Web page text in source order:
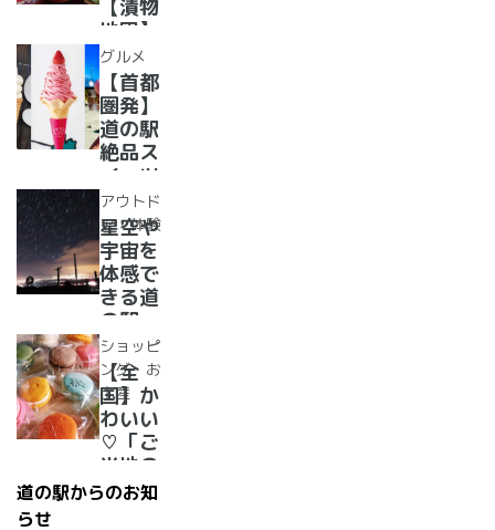
まとめ
てご紹
介！＋
愛犬の
駅
【漬物
地図】
付き！
道の駅
で「ご
当地お
漬物」
めぐり
グルメ
【首都
圏発】
道の駅
絶品ス
イーツ
37
選！人
気のソ
フトク
リー
ム・ジ
ェラー
ト大集
合！
アウトド
ア・体験
星空や
宇宙を
体感で
きる道
の駅
道の駅
で夜空
に癒さ
れ/星
に願い
☆彡
ショッピ
ング・お
土産
【全
国】か
わいい
♡「ご
当地の
お土
道の駅からのお知
らせ